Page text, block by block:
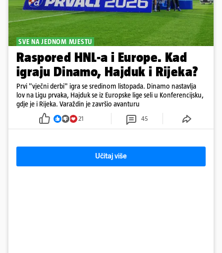
SVE NA JEDNOM MJESTU
Raspored HNL-a i Europe. Kad
igraju Dinamo, Hajduk i Rijeka?
Prvi "vječni derbi" igra se sredinom listopada. Dinamo nastavlja
lov na Ligu prvaka, Hajduk se iz Europske lige seli u Konferencijsku,
gdje je i Rijeka. Varaždin je završio avanturu
21 45
Učitaj više